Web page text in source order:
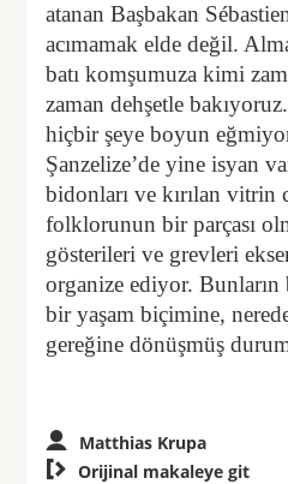
atanan Başbakan
acımamak elde değil.
batı komşumuza kimi
zaman dehşetle
hiçbir şeye boyun
Şanzelize’de yine isyan
bidonları ve kırılan vitrin
folklorunun bir parçası
gösterileri ve grevleri
organize ediyor. Bunların
bir yaşam biçimine,
gereğine dönüşmüş
Matthias Krupa
 Orijinal makaleye git